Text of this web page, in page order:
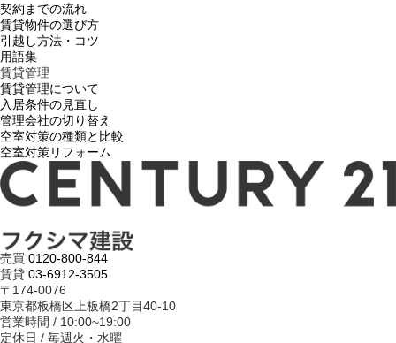
契約までの流れ
賃貸物件の選び方
引越し方法・コツ
用語集
賃貸管理
賃貸管理について
入居条件の見直し
管理会社の切り替え
空室対策の種類と比較
空室対策リフォーム
売買 0120-800-844
賃貸 03-6912-3505
〒174-0076
東京都板橋区上板橋2丁目40-10
営業時間 / 10:00~19:00
定休日 / 毎週火・水曜